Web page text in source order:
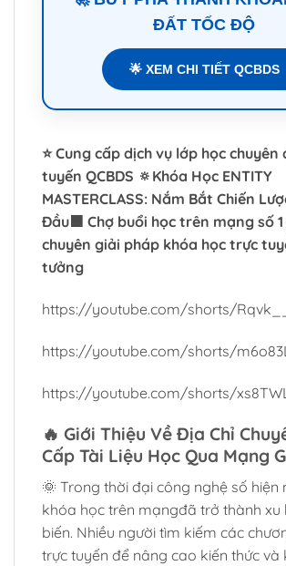
ĐẤT TỐC ĐỘ
🌟 XEM CHI TIẾT QCBDS
⭐ Cung cấp dịch vụ lớp học chuyên
tuyến QCBDS 🔅Khóa Học ENTITY
MASTERCLASS: Nắm Bắt Chiến
Đầu🟧 Chợ buổi học trên mạng số 1
chuyên giải pháp khóa học trực
tưởng
https://youtube.com/shorts/
https://youtube.com/shorts/
https://youtube.com/shorts/
🔥 Giới Thiệu Về Địa Chỉ
Cấp Tài Liệu Học Qua Mạng
🌞 Trong thời đại công nghệ số hiện
khóa học trên mạngđã trở thành xu
biến. Nhiều người tìm kiếm các
trực tuyến để nâng cao kiến thức và